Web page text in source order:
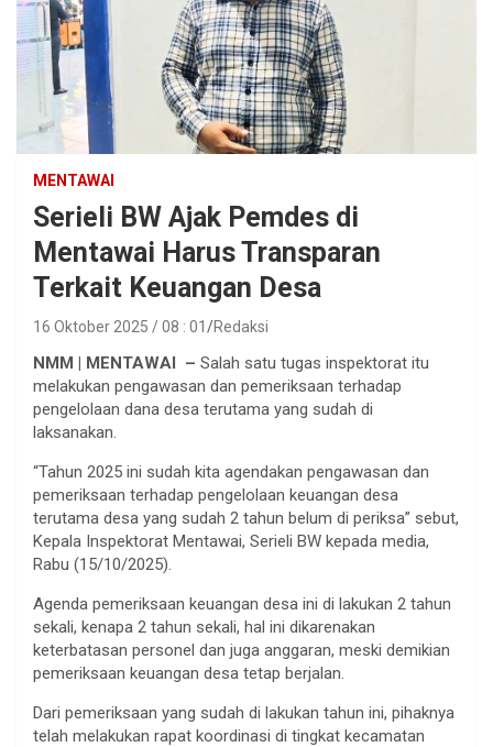
MENTAWAI
Serieli BW Ajak Pemdes di
Mentawai Harus Transparan
Terkait Keuangan Desa
16 Oktober 2025 / 08 : 01 Redaksi
NMM | MENTAWAI – Salah satu tugas inspektorat itu
melakukan pengawasan dan pemeriksaan terhadap
pengelolaan dana desa terutama yang sudah di
laksanakan.
“Tahun 2025 ini sudah kita agendakan pengawasan dan
pemeriksaan terhadap pengelolaan keuangan desa
terutama desa yang sudah 2 tahun belum di periksa” sebut,
Kepala Inspektorat Mentawai, Serieli BW kepada media,
Rabu (15/10/2025).
Agenda pemeriksaan keuangan desa ini di lakukan 2 tahun
sekali, kenapa 2 tahun sekali, hal ini dikarenakan
keterbatasan personel dan juga anggaran, meski demikian
pemeriksaan keuangan desa tetap berjalan.
Dari pemeriksaan yang sudah di lakukan tahun ini, pihaknya
telah melakukan rapat koordinasi di tingkat kecamatan